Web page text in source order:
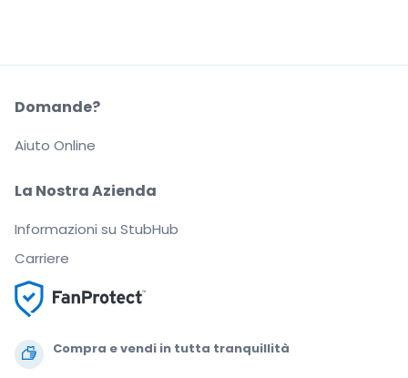
Compra e vendi in tutta tranquillità
La Nostra Azienda
Informazioni su StubHub
Carriere
Domande?
Aiuto Online